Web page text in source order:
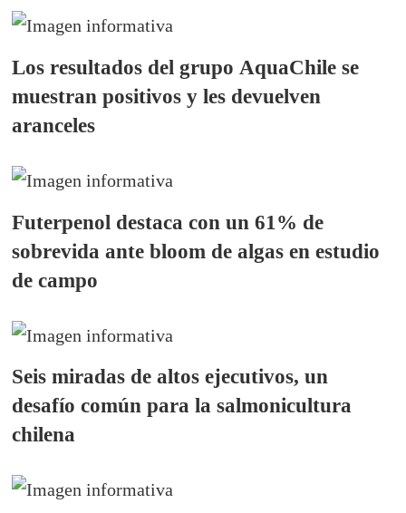
Los resultados del grupo AquaChile se
muestran positivos y les devuelven
aranceles
Futerpenol destaca con un 61% de
sobrevida ante bloom de algas en estudio
de campo
Seis miradas de altos ejecutivos, un
desafío común para la salmonicultura
chilena